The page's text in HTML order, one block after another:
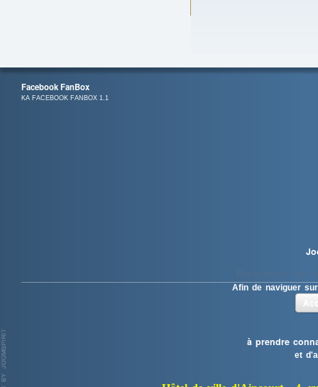
Facebook FanBox
KA FACEBOOK FANBOX 1.1
Afin de naviguer
à prendre
et